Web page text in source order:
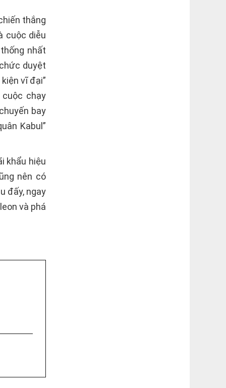
thắng
cuộc diễu
nhất
duyệt
vĩ đại”
chạy
bay
Kabul”
khẩu hiệu
nên có
đấy, ngay
và phá